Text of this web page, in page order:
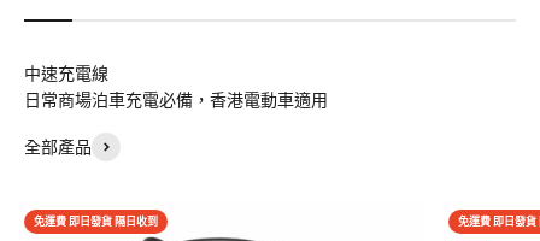
中速充電線
日常商場泊車充電必備，香港電動車適用
全部產品
免運費 即日發貨 隔日收到 免運費 即日發貨